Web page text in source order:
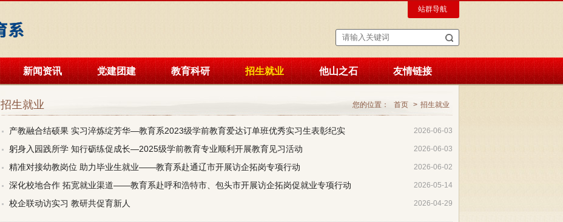
站群导航
新闻资讯 党建团建 教育科研 招生就业 他山之石 友情链接
您的位置： 首页 > 招生就业
招生就业
2026-06-03
产教融合结硕果 实习淬炼绽芳华—教育系2023级学前教育爱达订单班优秀实习生表彰纪实
2026-06-03
躬身入园践所学 知行砺练促成长—2025级学前教育专业顺利开展教育见习活动
2026-06-02
精准对接幼教岗位 助力毕业生就业——教育系赴通辽市开展访企拓岗专项行动
2026-05-14
深化校地合作 拓宽就业渠道——教育系赴呼和浩特市、包头市开展访企拓岗促就业专项行动
2026-04-29
校企联动访实习 教研共促育新人